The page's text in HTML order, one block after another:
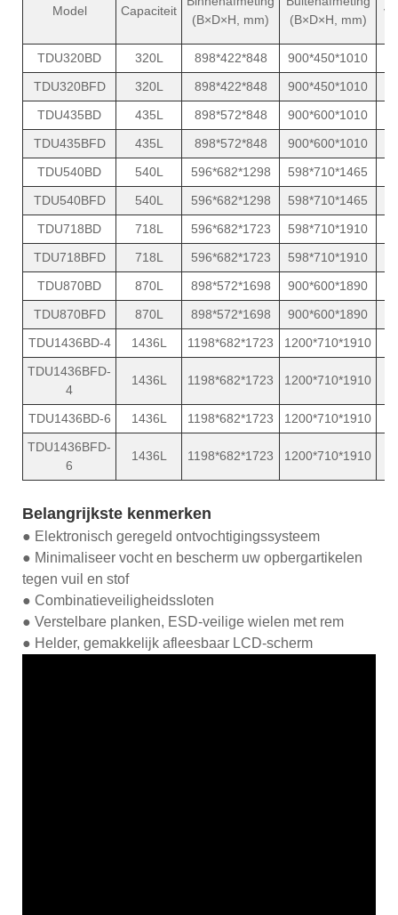
Model Capaciteit
(B×D×H, mm)
(B×D×H, mm)
TDU320BD 320L 898*422*848
900*450*1010
TDU320BFD
320L 898*422*848
900*450*1010
TDU435BD
435L 898*572*848
900*600*1010
TDU435BFD
435L 898*572*848
900*600*1010
TDU540BD
540L 596*682*1298
598*710*1465
TDU540BFD
540L 596*682*1298
598*710*1465
TDU718BD
718L 596*682*1723
598*710*1910
TDU718BFD
718L 596*682*1723
598*710*1910
TDU870BD
870L 898*572*1698
900*600*1890
TDU870BFD
870L 898*572*1698
900*600*1890
TDU1436BD-4
1436L 1198*682*1723
1200*710*1910
TDU1436BFD-
4
1436L 1198*682*1723 1200*710*1910
TDU1436BD-6 1436L 1198*682*1723
1200*710*1910
TDU1436BFD-
6
1436L 1198*682*1723 1200*710*1910
Belangrijkste kenmerken
● Elektronisch geregeld ontvochtigingssysteem
● Minimaliseer vocht en bescherm uw opbergartikelen
tegen vuil en stof
● Combinatieveiligheidssloten
● Verstelbare planken, ESD-veilige wielen met rem
● Helder, gemakkelijk afleesbaar LCD-scherm